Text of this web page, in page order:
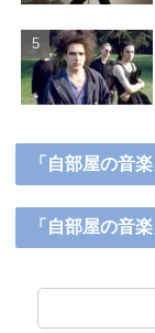
「自部屋の音
「自部屋の音